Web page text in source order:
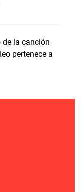
de la canción
pertenece a